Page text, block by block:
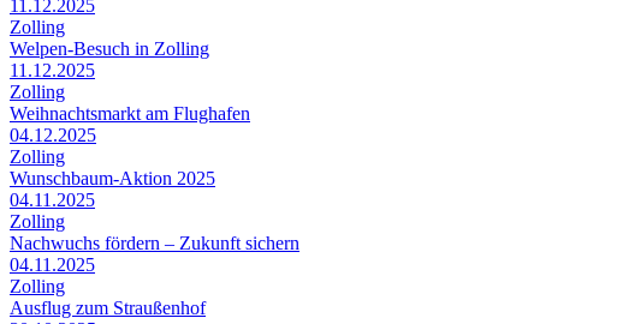
11.12.2025
Zolling
Welpen-Besuch in Zolling
11.12.2025
Zolling
Weihnachtsmarkt am Flughafen
04.12.2025
Zolling
Wunschbaum-Aktion 2025
04.11.2025
Zolling
Nachwuchs fördern – Zukunft sichern
04.11.2025
Zolling
Ausflug zum Straußenhof